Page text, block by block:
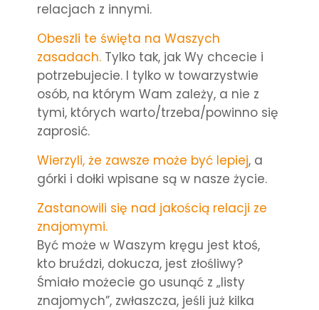
relacjach z innymi.
Obeszli te święta na Waszych
zasadach. Tylko tak, jak Wy chcecie i
potrzebujecie. I tylko w towarzystwie
osób, na którym Wam zależy, a nie z
tymi, których warto/trzeba/powinno się
zaprosić.
Wierzyli, że zawsze może być lepiej, a
górki i dołki wpisane są w nasze życie.
Zastanowili się nad jakością relacji ze
znajomymi.
Być może w Waszym kręgu jest ktoś,
kto bruździ, dokucza, jest złośliwy?
Śmiało możecie go usunąć z „listy
znajomych”, zwłaszcza, jeśli już kilka